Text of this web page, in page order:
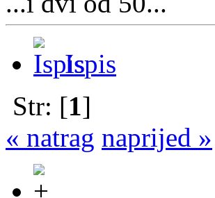
Ispis
Str: [1]
« natrag naprijed »